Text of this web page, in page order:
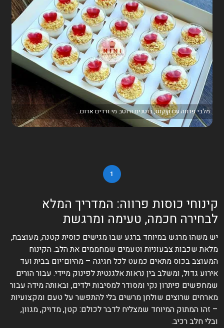
מלבי פרווה עם קוקוס, בוטנים ורוטב מי ורדים אדום...
1
קינוחי כוסות פרווה: המדריך המלא
לבחירה חכמה, טעימה ומרגשת
יש משהו מרגש במיוחד ברגע שבו מגישים כוסית קטנה, מעוצבת,
מלאת שכבות צבעוניות וטעמים שמחממים את הלב. הקינוח
המעוצב בכוס מתאים כמעט לכל חגיגה – מהיום־יום בבית ועד
אירוע גדול, ומשלב בין נראות אלגנטית לפינוק מיידי. עבור הורים
שמחפשים פיתרון נקי ומסודר למסיבות ילדים, ובאותה מידה עבור
מארחים שרוצים שולחן מרשים בלי להתפשר על טעם ומקצועיות
– זהו המתוק המיוחד שמצליח לדבר לכולם: קטן, מדויק, מגוון,
ובלי חלב רכיב.